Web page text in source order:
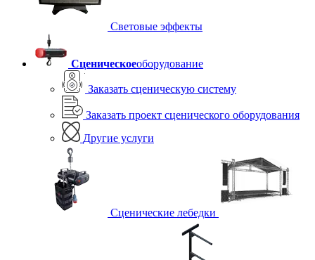
Световые эффекты
Сценическоеоборудование
Заказать сценическую систему
Заказать проект сценического оборудования
Другие услуги
Сценические лебедки